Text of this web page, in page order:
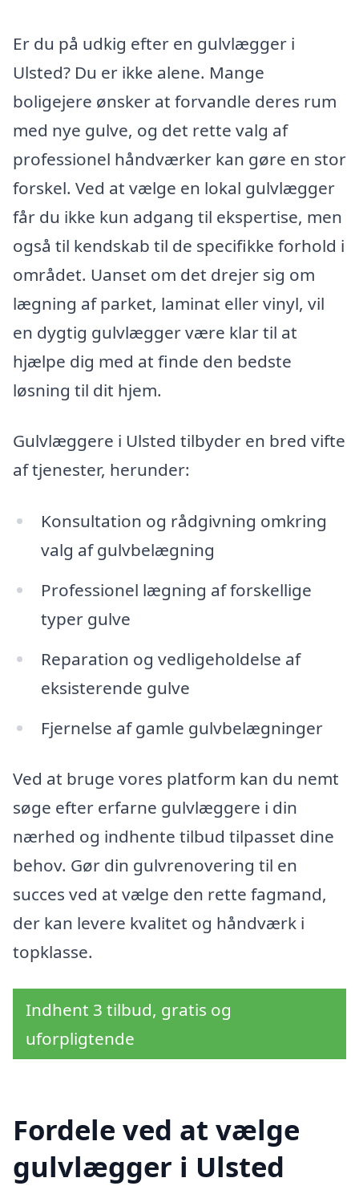
Er du på udkig efter en gulvlægger i
Ulsted? Du er ikke alene. Mange
boligejere ønsker at forvandle deres rum
med nye gulve, og det rette valg af
professionel håndværker kan gøre en stor
forskel. Ved at vælge en lokal gulvlægger
får du ikke kun adgang til ekspertise, men
også til kendskab til de specifikke forhold i
området. Uanset om det drejer sig om
lægning af parket, laminat eller vinyl, vil
en dygtig gulvlægger være klar til at
hjælpe dig med at finde den bedste
løsning til dit hjem.
Gulvlæggere i Ulsted tilbyder en bred vifte
af tjenester, herunder:
Konsultation og rådgivning omkring
valg af gulvbelægning
Professionel lægning af forskellige
typer gulve
Reparation og vedligeholdelse af
eksisterende gulve
Fjernelse af gamle gulvbelægninger
Ved at bruge vores platform kan du nemt
søge efter erfarne gulvlæggere i din
nærhed og indhente tilbud tilpasset dine
behov. Gør din gulvrenovering til en
succes ved at vælge den rette fagmand,
der kan levere kvalitet og håndværk i
topklasse.
Indhent 3 tilbud, gratis og
uforpligtende
Fordele ved at vælge
gulvlægger i Ulsted